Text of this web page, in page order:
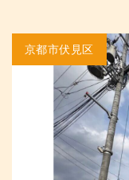
京都市伏見区